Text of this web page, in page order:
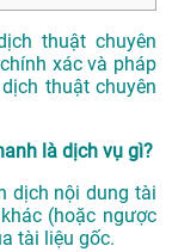
thuật chuyên
xác và pháp
thuật chuyên
là dịch vụ gì?
dịch nội dung tài
(hoặc ngược
tài liệu gốc.